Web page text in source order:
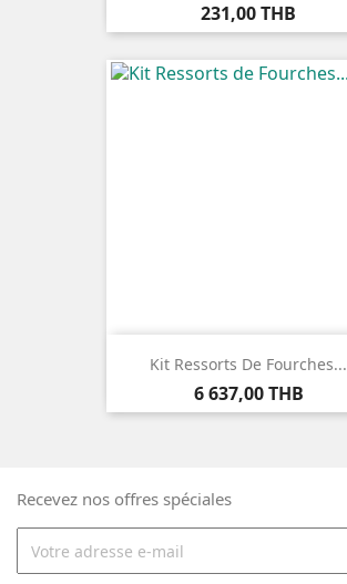
Prix
231,00 THB
Kit Ressorts De Fourches...
Prix
6 637,00 THB
Recevez nos offres spéciales